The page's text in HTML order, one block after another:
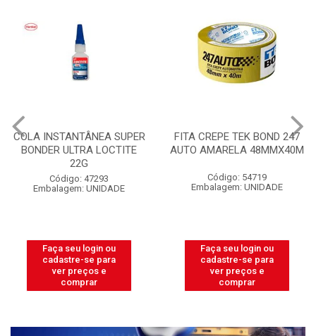
COLA INSTANTÂNEA SUPER
BONDER ULTRA LOCTITE
22G
Código: 47293
Embalagem: UNIDADE
Faça seu login ou
cadastre-se para
ver preços e
comprar
FITA CREPE TEK BOND 247
AUTO AMARELA 48MMX40M
Código: 54719
Embalagem: UNIDADE
Faça seu login ou
cadastre-se para
ver preços e
comprar